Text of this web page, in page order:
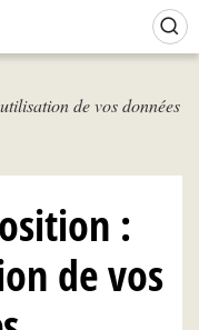
c
l
C
N
I
L
de vos données
:
de vos
de connexion)